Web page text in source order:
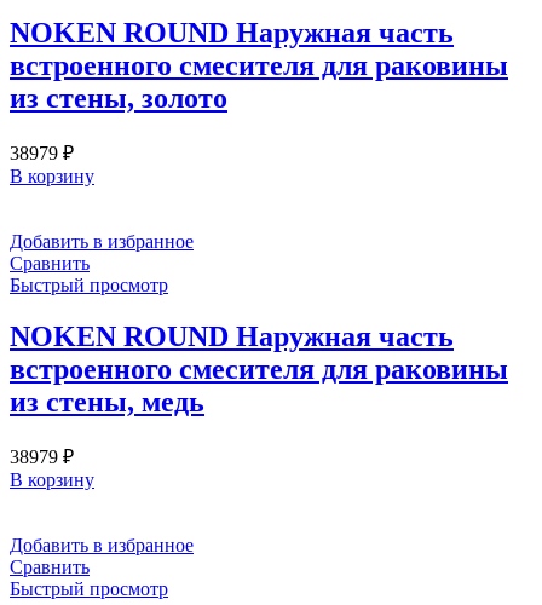
NOKEN ROUND Наружная часть
встроенного смесителя для раковины
из стены, золото
38979 ₽
В корзину
Добавить в избранное
Сравнить
Быстрый просмотр
NOKEN ROUND Наружная часть
встроенного смесителя для раковины
из стены, медь
38979 ₽
В корзину
Добавить в избранное
Сравнить
Быстрый просмотр